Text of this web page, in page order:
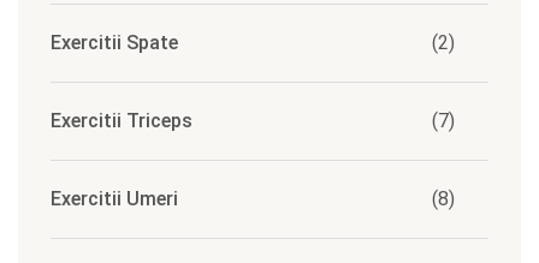
Exercitii Spate (2)
Exercitii Triceps (7)
Exercitii Umeri (8)